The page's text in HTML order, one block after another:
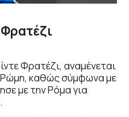
Φρατέζι, αναμένεται
καθώς σύμφωνα με
με την Ρόμα για